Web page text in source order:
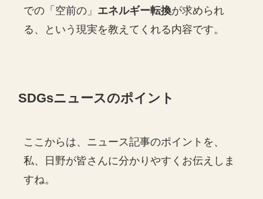
での「空前の」 エネルギー転換が求められ
る、という現実を教えてくれる内容です。
SDGsニュースのポイント
ここからは、ニュース記事のポイントを、
私、日野が皆さんに分かりやすくお伝えしま
すね。